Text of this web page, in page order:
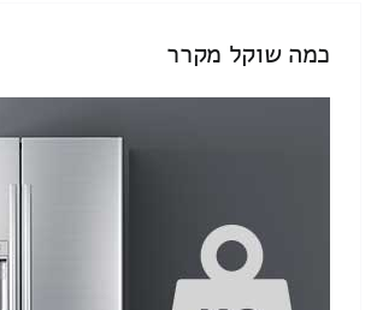
כמה שוקל מקרר